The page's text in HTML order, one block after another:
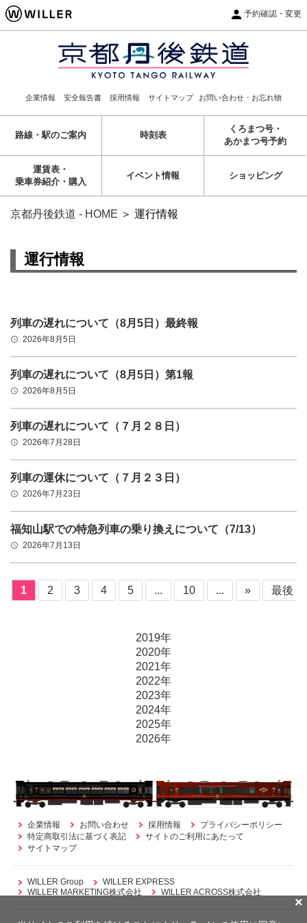
予約確認・変更
企業情報 安全報告書 採用情報 サイトマップ お問い合わせ・お忘れ物
路線・駅のご案内 時刻表
くろまつ号・
あかまつ号予約
運賃表・
乗車券紹介・購入
イベント情報 ショッピング
京都丹後鉄道 - HOME ＞ 運行情報
運行情報
列車の遅れについて（8月5日）最終報
query_builder 2026年8月5日
列車の遅れについて（8月5日）第1報
query_builder 2026年8月5日
列車の遅れについて（７月２８日）
query_builder 2026年7月28日
列車の運休について（７月２３日）
query_builder 2026年7月23日
福知山駅での特急列車の乗り換えについて（7/13）
query_builder 2026年7月13日
1 2 3 4 5 ... 10 ... » 最後 »
2019年
2020年
2021年
2022年
2023年
2024年
2025年
2026年
企業情報 お問い合わせ 採用情報
プライバシーポリシー
特定商取引法に基づく表記
サイトのご利用にあたって
サイトマップ
WILLER Group
WILLER EXPRESS
WILLER MARKETING株式会社
WILLER ACROSS株式会社
×